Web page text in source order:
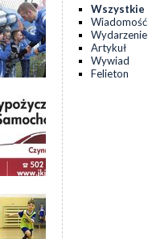
Wszystkie
Wiadomość
Wydarzenie
Artykuł
Wywiad
Felieton